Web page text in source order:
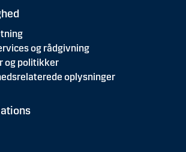
og rådgivning
og politikker
oplysninger